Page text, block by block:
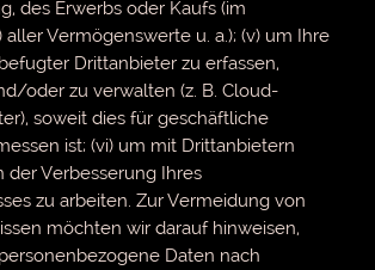
des Erwerbs oder Kaufs (im
Vermögenswerte u. a.); (v) um Ihre
Drittanbieter zu erfassen,
oder zu verwalten (z. B. Cloud-
soweit dies für geschäftliche
ist; (vi) um mit Drittanbietern
der Verbesserung Ihres
zu arbeiten. Zur Vermeidung von
möchten wir darauf hinweisen,
Daten nach